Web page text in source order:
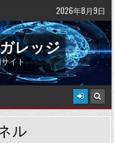
2026年8月9日
レッジ
イト
ル